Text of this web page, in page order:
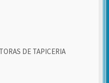
DE TAPICERIA